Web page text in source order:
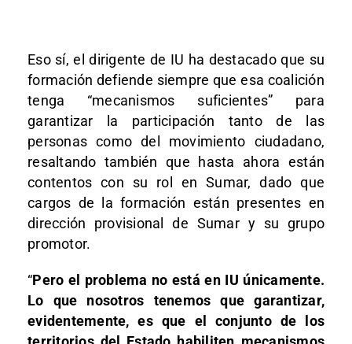
Eso sí, el dirigente de IU ha destacado que su
formación defiende siempre que esa coalición
tenga “mecanismos suficientes” para
garantizar la participación tanto de las
personas como del movimiento ciudadano,
resaltando también que hasta ahora están
contentos con su rol en Sumar, dado que
cargos de la formación están presentes en
dirección provisional de Sumar y su grupo
promotor.
“Pero el problema no está en IU únicamente.
Lo que nosotros tenemos que garantizar,
evidentemente, es que el conjunto de los